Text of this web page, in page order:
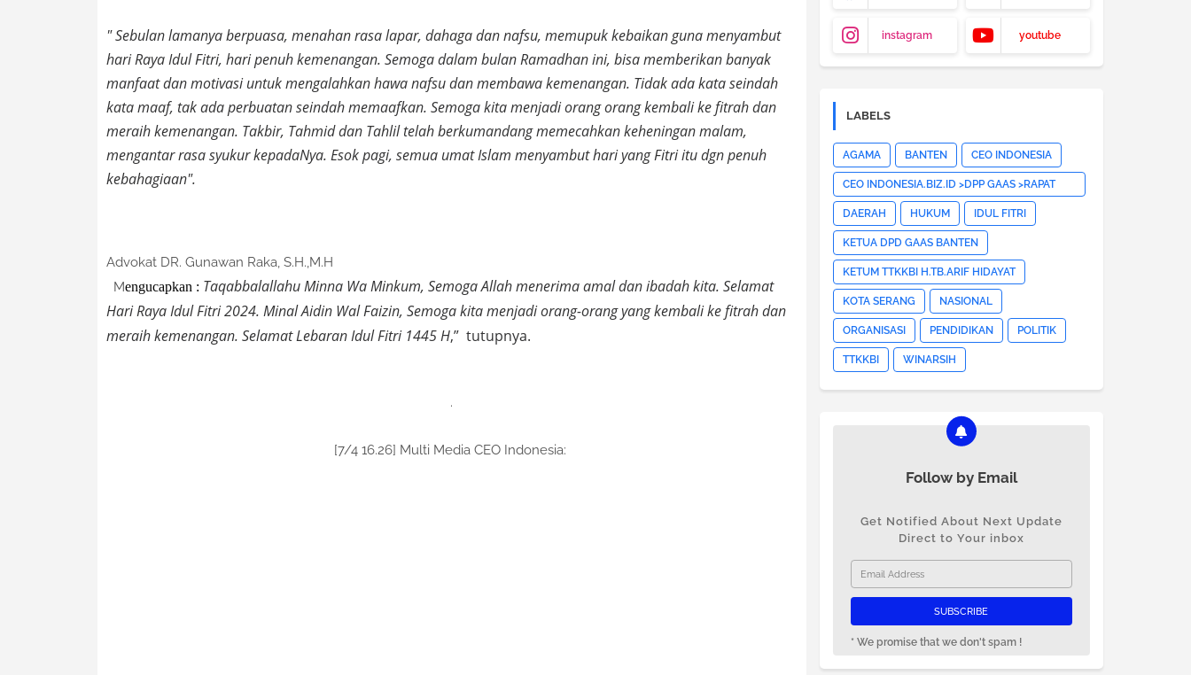
" Sebulan lamanya berpuasa, menahan rasa lapar, dahaga dan nafsu, memupuk kebaikan guna menyambut
hari Raya Idul Fitri, hari penuh kemenangan. Semoga dalam bulan Ramadhan ini, bisa memberikan banyak
manfaat dan motivasi untuk mengalahkan hawa nafsu dan membawa kemenangan. Tidak ada kata seindah
kata maaf, tak ada perbuatan seindah memaafkan. Semoga kita menjadi orang orang kembali ke fitrah dan
meraih kemenangan. Takbir, Tahmid dan Tahlil telah berkumandang memecahkan keheningan malam,
mengantar rasa syukur kepadaNya. Esok pagi, semua umat Islam menyambut hari yang Fitri itu dgn penuh
kebahagiaan".
Advokat DR. Gunawan Raka, S.H.,M.H
Mengucapkan : Taqabbalallahu Minna Wa Minkum, Semoga Allah menerima amal dan ibadah kita. Selamat
Hari Raya Idul Fitri 2024. Minal Aidin Wal Faizin, Semoga kita menjadi orang-orang yang kembali ke fitrah dan
meraih kemenangan. Selamat Lebaran Idul Fitri 1445 H,” tutupnya.
.
[7/4 16.26] Multi Media CEO Indonesia:
instagram youtube
LABELS
AGAMA BANTEN CEO INDONESIA
CEO INDONESIA.BIZ.ID >DPP GAAS >RAPAT
PLENO DPP GAAS >JAKARTA
PUSAT>HOTNEWS>
DAERAH HUKUM IDUL FITRI
KETUA DPD GAAS BANTEN
KETUM TTKKBI H.TB.ARIF HIDAYAT
KOTA SERANG NASIONAL
ORGANISASI PENDIDIKAN POLITIK
TTKKBI WINARSIH
Follow by Email
Get Notified About Next Update
Direct to Your inbox
* We promise that we don't spam !